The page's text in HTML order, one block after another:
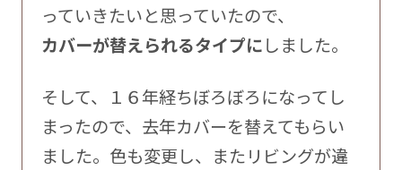
っていきたいと思っていたので、
カバーが替えられるタイプにしました。
そして、１６年経ちぼろぼろになってし
まったので、去年カバーを替えてもらい
ました。色も変更し、またリビングが違